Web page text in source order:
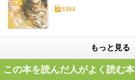
5384
もっと見る
この本を読んだ人がよく読む本